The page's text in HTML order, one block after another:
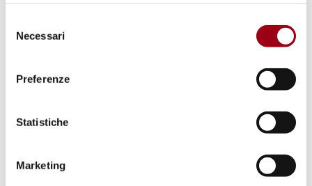
delNecessari
Preferenze
Statistiche
Marketing
Intervista con
Direttore
mondo